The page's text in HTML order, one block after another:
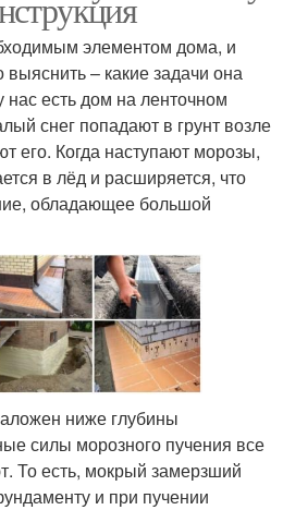
элементом дома, и
– какие задачи она
есть дом на ленточном
снег попадают в грунт возле
его. Когда наступают морозы,
в лёд и расширяется, что
обладающее большой
ниже глубины
силы морозного пучения все
То есть, мокрый замерзший
и при пучении